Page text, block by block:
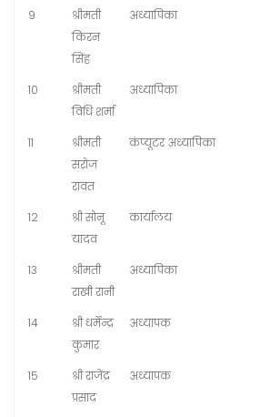
9
श्रीमती
किरन
सिंह
अध्यापिका
10
श्रीमती
विधि शर्मा
अध्यापिका
11
श्रीमती
सरोज
रावत
कंप्यूटर अध्यापिका
12
श्री सोनू
यादव
कार्यालय
13
श्रीमती
राखी रानी
अध्यापिका
14
श्री धर्मेन्द्र
कुमार
अध्यापक
15
श्री राजेंद्र
प्रसाद
अध्यापक